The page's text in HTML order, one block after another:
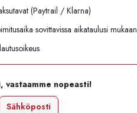
(Paytrail / Klarna)
sovittavissa aikataulusi mukaan
vastaamme nopeasti!
Sähköposti